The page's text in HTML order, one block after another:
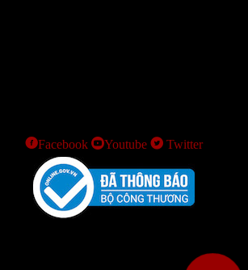
Facebook Youtube Twitter